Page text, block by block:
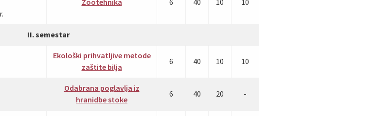
II. semestar
Ekološki prihvatljive metode
zaštite bilja
6 40 10 10
Odabrana poglavlja iz
hranidbe stoke
6 40 20 -